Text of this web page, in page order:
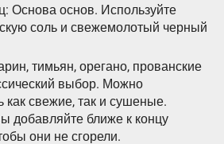
Основа основ. Используйте
соль и свежемолотый черный
тимьян, орегано, прованские
выбор. Можно
как свежие, так и сушеные.
добавляйте ближе к концу
они не сгорели.